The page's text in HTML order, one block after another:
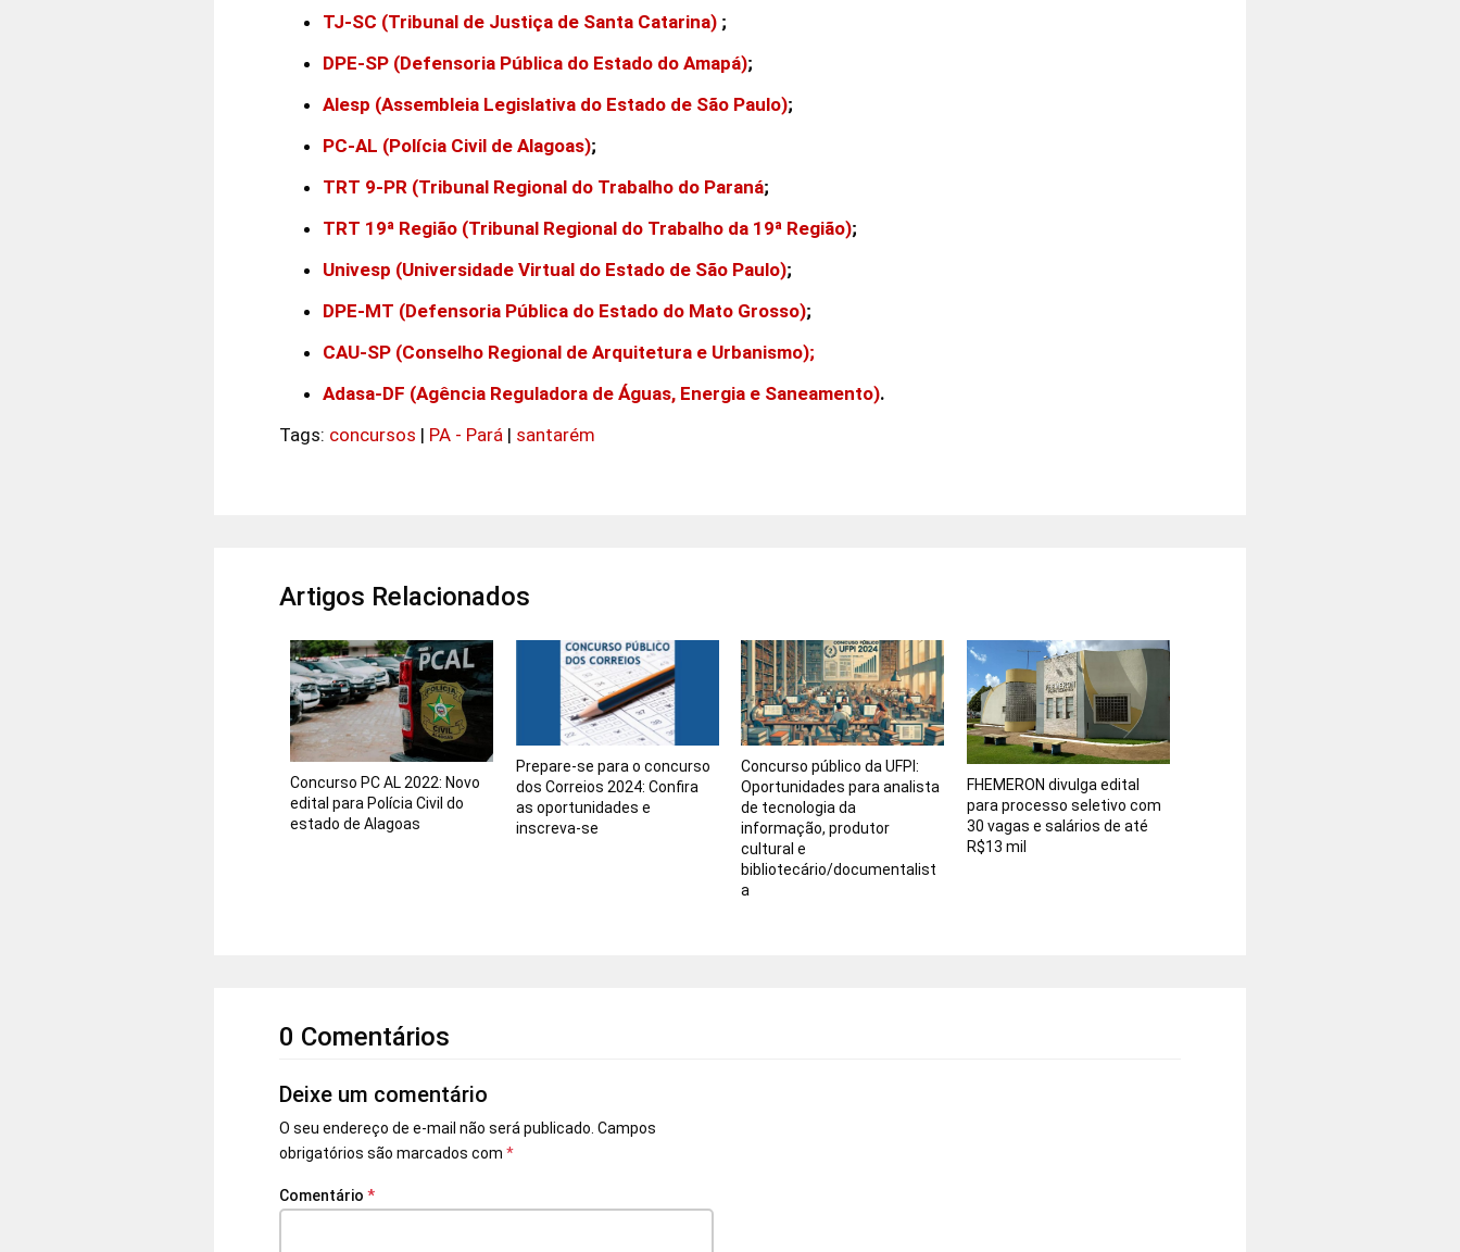
TJ-SC (Tribunal de Justiça de Santa Catarina) ;
DPE-SP (Defensoria Pública do Estado do Amapá);
Alesp (Assembleia Legislativa do Estado de São Paulo);
PC-AL (Polícia Civil de Alagoas);
TRT 9-PR (Tribunal Regional do Trabalho do Paraná;
TRT 19ª Região (Tribunal Regional do Trabalho da 19ª Região);
Univesp (Universidade Virtual do Estado de São Paulo);
DPE-MT (Defensoria Pública do Estado do Mato Grosso);
CAU-SP (Conselho Regional de Arquitetura e Urbanismo);
Adasa-DF (Agência Reguladora de Águas, Energia e Saneamento).
Tags: concursos | PA - Pará | santarém
Artigos Relacionados
Concurso PC AL 2022: Novo
edital para Polícia Civil do
estado de Alagoas
Prepare-se para o concurso
dos Correios 2024: Confira
as oportunidades e
inscreva-se
Concurso público da UFPI:
Oportunidades para analista
de tecnologia da
informação, produtor
cultural e
bibliotecário/documentalist
a
FHEMERON divulga edital
para processo seletivo com
30 vagas e salários de até
R$13 mil
0 Comentários
Deixe um comentário
O seu endereço de e-mail não será publicado. Campos
obrigatórios são marcados com *
Comentário *